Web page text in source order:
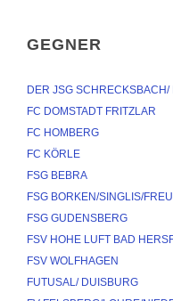
GEGNER
DER JSG
FC DOMSTADT FRITZLAR
FC HOMBERG
FC KÖRLE
FSG BEBRA
FSG BORKEN/SINGLIS/
FSG GUDENSBERG
FSV HOHE LUFT BAD
FSV WOLFHAGEN
FUTUSAL/ DUISBURG